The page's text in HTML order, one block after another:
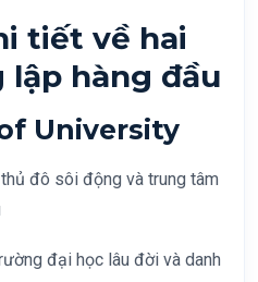
tiết về hai
hàng đầu
University
đô sôi động và trung tâm
đại học lâu đời và danh